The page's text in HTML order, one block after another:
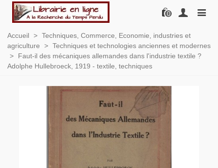
0
Accueil > Techniques, Commerce, Economie, industries et
agriculture
> Techniques et technologies anciennes et modernes
>
Faut-il des mécaniques allemandes dans l'industrie textile ?
Adolphe Hullebroeck, 1919 - textile, techniques